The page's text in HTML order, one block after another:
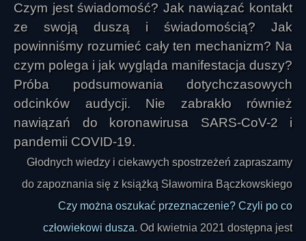
Czym jest świadomość? Jak nawiązać kontakt
ze swoją duszą i świadomością? Jak
powinniśmy rozumieć cały ten mechanizm? Na
czym polega i jak wygląda manifestacja duszy?
Próba podsumowania dotychczasowych
odcinków audycji. Nie zabrakło również
nawiązań do koronawirusa SARS-CoV-2 i
pandemii COVID-19.
Głodnych wiedzy i ciekawych spostrzeżeń zapraszamy
do zapoznania się z książką Sławomira Bączkowskiego
Czy można oszukać przeznaczenie? Czyli po co
człowiekowi dusza. Od kwietnia 2021 dostępna jest